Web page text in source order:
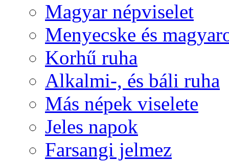
Magyar népviselet
Menyecske és
Korhű ruha
Alkalmi-, és báli ruha
Más népek viselete
Jeles napok
Farsangi jelmez